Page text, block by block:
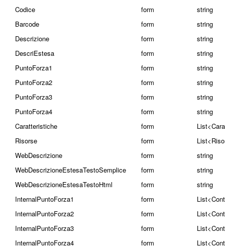
Codice
form
string
Barcode
form
string
Descrizione
form
string
DescriEstesa
form
string
PuntoForza1
form
string
PuntoForza2
form
string
PuntoForza3
form
string
PuntoForza4
form
string
Caratteristiche
form
Risorse
form
WebDescrizione
form
string
WebDescrizioneEstesaTestoSemplice
form
string
WebDescrizioneEstesaTestoHtml
form
string
InternalPuntoForza1
form
InternalPuntoForza2
form
InternalPuntoForza3
form
InternalPuntoForza4
form